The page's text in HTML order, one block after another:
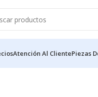
Atención Al ClientePiezas